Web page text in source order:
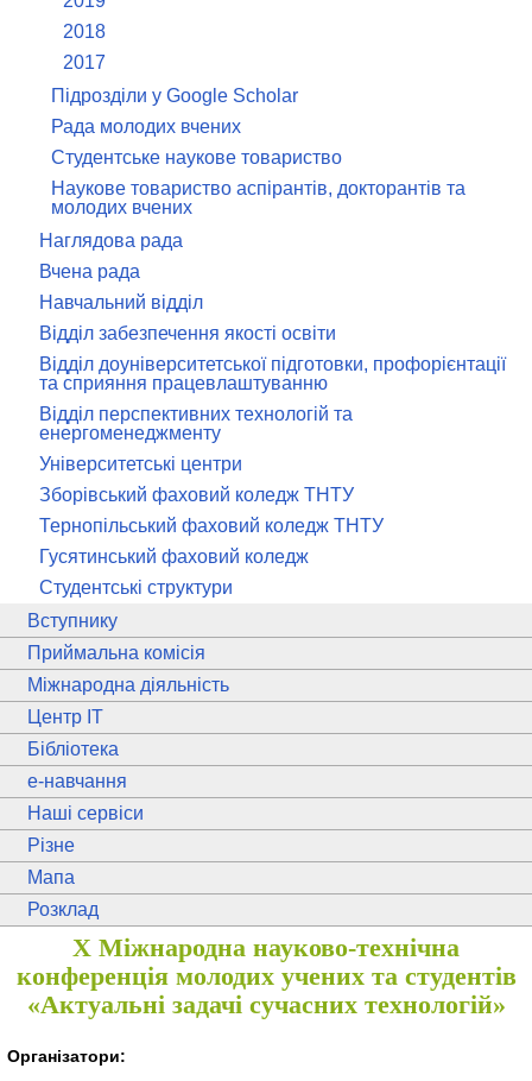
2018
2017
Підрозділи у Google Scholar
Рада молодих вчених
Студентське наукове товариство
Наукове товариство аспірантів, докторантів та
молодих вчених
Наглядова рада
Вчена рада
Навчальний відділ
Відділ забезпечення якості освіти
Відділ доуніверситетської підготовки, профорієнтації
та сприяння працевлаштуванню
Відділ перспективних технологій та
енергоменеджменту
Університетські центри
Зборівський фаховий коледж ТНТУ
Тернопільський фаховий коледж ТНТУ
Гусятинський фаховий коледж
Студентські структури
Вступнику
Приймальна комісія
Міжнародна діяльність
Центр ІТ
Бібліотека
e-навчання
Наші сервіси
Різне
Мапа
Розклад
X Міжнародна науково-технічна
конференція молодих учених та студентів
«Актуальні задачі сучасних технологій»
Організатори: